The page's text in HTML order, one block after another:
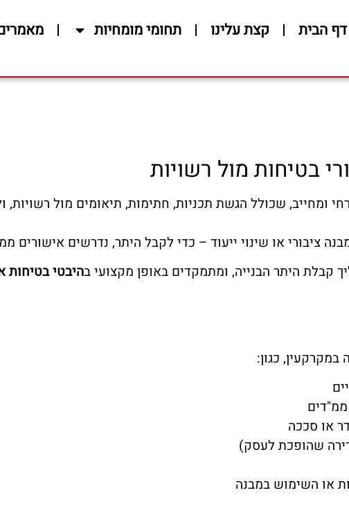
דף הבית קצת עלינו תחומי מומחיות
בטיחות מול רשויות
ומחייב, שכולל הגשת תכניות, חתימות, תיאומים מול רשויות,
ציבורי או שינוי ייעוד – כדי לקבל היתר, נדרשים אישורים
קבלת היתר הבנייה, ומתמקדים באופן מקצועי בהיבטי בטיחות
כגון:
או סככה
שהופכת לעסק)
או השימוש במבנה